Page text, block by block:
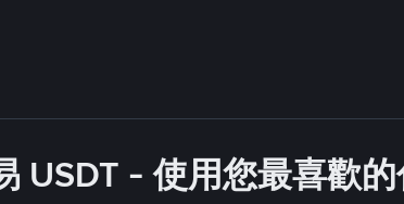
USDT - 使用您最喜歡